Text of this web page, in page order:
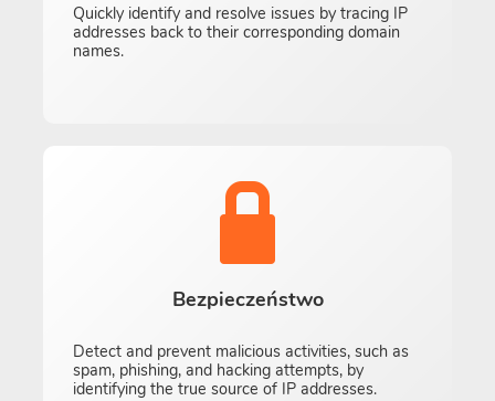
Quickly identify and resolve issues by tracing IP
addresses back to their corresponding domain
names.
Bezpieczeństwo
Detect and prevent malicious activities, such as
spam, phishing, and hacking attempts, by
identifying the true source of IP addresses.